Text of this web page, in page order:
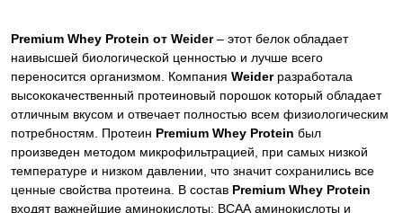
Premium Whey Protein от Weider– этот белок обладает
наивысшей биологической ценностью и лучше всего
переносится организмом. Компания Weider разработала
высококачественный протеиновый порошок который обладает
отличным вкусом и отвечает полностью всем физиологическим
потребностям. Протеин Premium Whey Protein был
произведен методом микрофильтрацией, при самых низкой
температуре и низком давлении, что значит сохранились все
ценные свойства протеина. В состав Premium Whey Protein
входят важнейшие аминокислоты: ВСАА аминокислоты и